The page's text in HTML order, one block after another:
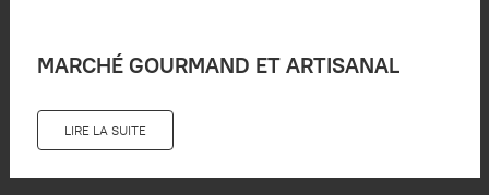
MARCHÉ GOURMAND ET ARTISANAL
LIRE LA SUITE